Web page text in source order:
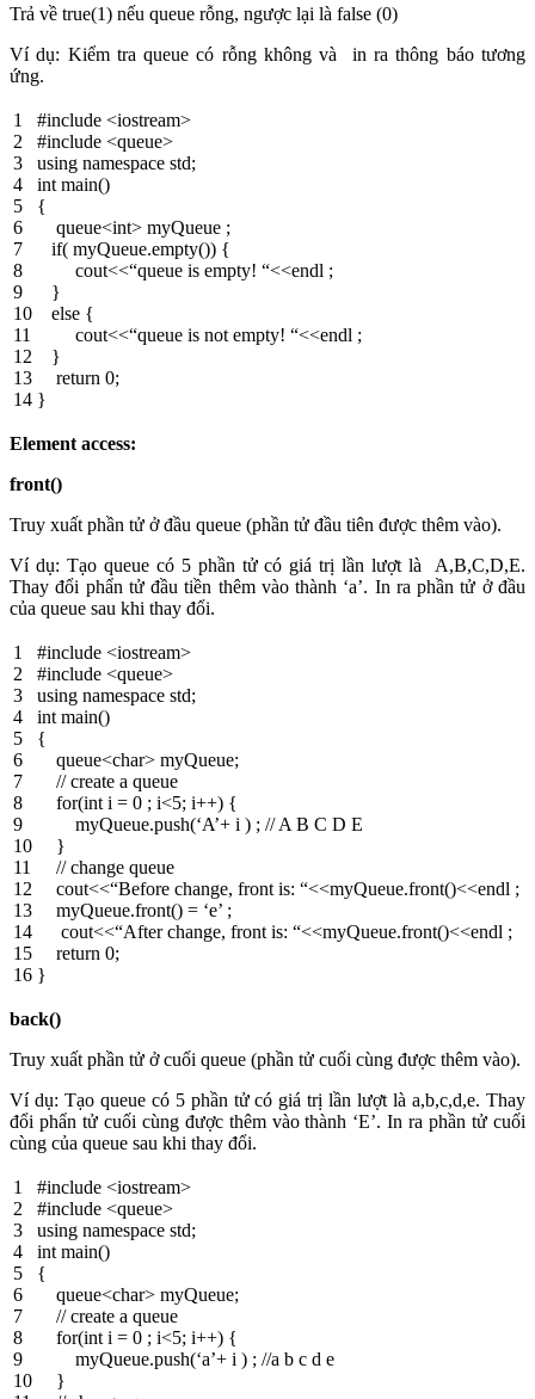
Trả về true(1) nếu queue rỗng, ngược lại là false (0)
Ví dụ: Kiểm tra queue có rỗng không và in ra thông báo tương
ứng.
1
2
3
4
5
6
7
8
9
10
11
12
13
14
#include <iostream>
#include <queue>
using namespace std;
int main()
{
queue<int> myQueue ;
if( myQueue.empty()) {
cout<<“queue is empty! “<<endl ;
}
else {
cout<<“queue is not empty! “<<endl ;
}
return 0;
}
Element access:
front()
Truy xuất phần tử ở đầu queue (phần tử đầu tiên được thêm vào).
Ví dụ: Tạo queue có 5 phần tử có giá trị lần lượt là A,B,C,D,E.
Thay đổi phẩn tử đầu tiền thêm vào thành ‘a’. In ra phần tử ở đầu
của queue sau khi thay đổi.
1
2
3
4
5
6
7
8
9
10
11
12
13
14
15
16
#include <iostream>
#include <queue>
using namespace std;
int main()
{
queue<char> myQueue;
// create a queue
for(int i = 0 ; i<5; i++) {
myQueue.push(‘A’+ i ) ; // A B C D E
}
// change queue
cout<<“Before change, front is: “<<myQueue.front()<<endl ;
myQueue.front() = ‘e’ ;
cout<<“After change, front is: “<<myQueue.front()<<endl ;
return 0;
}
back()
Truy xuất phần tử ở cuối queue (phần tử cuối cùng được thêm vào).
Ví dụ: Tạo queue có 5 phần tử có giá trị lần lượt là a,b,c,d,e. Thay
đổi phẩn tử cuối cùng được thêm vào thành ‘E’. In ra phần tử cuối
cùng của queue sau khi thay đổi.
1
2
3
4
5
6
7
8
9
10
#include <iostream>
#include <queue>
using namespace std;
int main()
{
queue<char> myQueue;
// create a queue
for(int i = 0 ; i<5; i++) {
myQueue.push(‘a’+ i ) ; //a b c d e
}